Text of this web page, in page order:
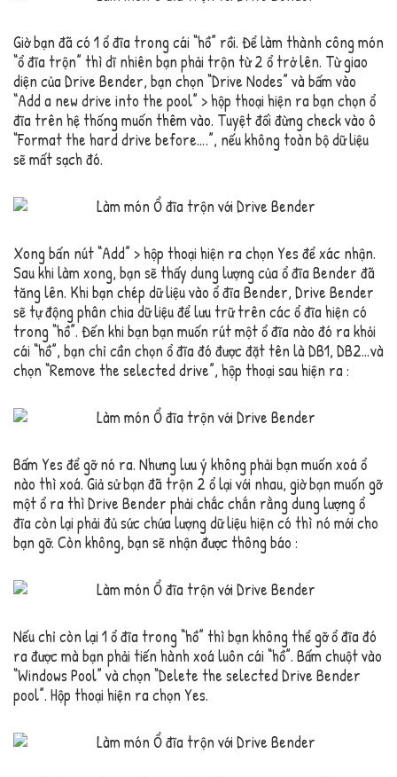
Giờ bạn đã có 1 ổ đĩa trong cái “hồ” rồi. Để làm thành công món
“ổ đĩa trộn” thì dĩ nhiên bạn phải trộn từ 2 ổ trở lên. Từ giao
diện của Drive Bender, bạn chọn “Drive Nodes” và bấm vào
“Add a new drive into the pool” > hộp thoại hiện ra bạn chọn ổ
đĩa trên hệ thống muốn thêm vào. Tuyệt đối đừng check vào ô
“Format the hard drive before….”, nếu không toàn bộ dữ liệu
sẽ mất sạch đó.
Xong bấn nút “Add” > hộp thoại hiện ra chọn Yes để xác nhận.
Sau khi làm xong, bạn sẽ thấy dung lượng của ổ đĩa Bender đã
tăng lên. Khi bạn chép dữ liệu vào ổ đĩa Bender, Drive Bender
sẽ tự động phân chia dữ liệu để lưu trữ trên các ổ đĩa hiện có
trong “hồ”. Đến khi bạn bạn muốn rút một ổ đĩa nào đó ra khỏi
cái “hồ”, bạn chỉ cần chọn ổ đĩa đó được đặt tên là DB1, DB2…và
chọn “Remove the selected drive”, hộp thoại sau hiện ra :
Bấm Yes để gỡ nó ra. Nhưng lưu ý không phải bạn muốn xoá ổ
nào thì xoá. Giả sử bạn đã trộn 2 ổ lại với nhau, giờ bạn muốn gỡ
một ổ ra thì Drive Bender phải chắc chắn rằng dung lượng ổ
đĩa còn lại phải đủ sức chứa lượng dữ liệu hiện có thì nó mới cho
bạn gỡ. Còn không, bạn sẽ nhận được thông báo :
Nếu chỉ còn lại 1 ổ đĩa trong “hồ” thì bạn không thể gỡ ổ đĩa đó
ra được mà bạn phải tiến hành xoá luôn cái “hồ”. Bấm chuột vào
“Windows Pool” và chọn “Delete the selected Drive Bender
pool”. Hộp thoại hiện ra chọn Yes.